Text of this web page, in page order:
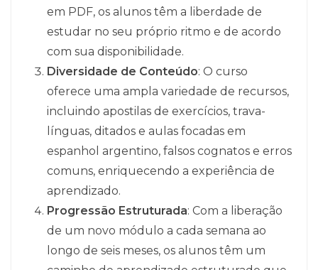
em PDF, os alunos têm a liberdade de
estudar no seu próprio ritmo e de acordo
com sua disponibilidade.
Diversidade de Conteúdo: O curso
oferece uma ampla variedade de recursos,
incluindo apostilas de exercícios, trava-
línguas, ditados e aulas focadas em
espanhol argentino, falsos cognatos e erros
comuns, enriquecendo a experiência de
aprendizado.
Progressão Estruturada: Com a liberação
de um novo módulo a cada semana ao
longo de seis meses, os alunos têm um